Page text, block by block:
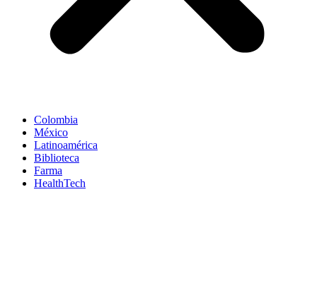
Colombia
México
Latinoamérica
Biblioteca
Farma
HealthTech